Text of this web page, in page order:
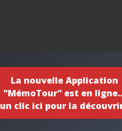
La nouvelle Application
"MémoTour" est en
un clic ici pour la